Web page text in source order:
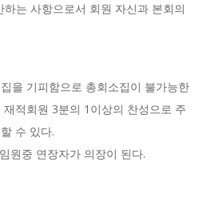
는 사항으로서 회원 자신과 본회의
을 기피함으로 총회소집이 불가능한
적회원 3분의 1이상의 찬성으로 주
수 있다.
원중 연장자가 의장이 된다.